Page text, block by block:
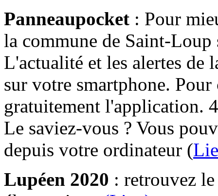
Panneaupocket : Pour
la commune de Saint-Loup
L'actualité et les alertes de
sur votre smartphone.
gratuitement l'application.
Le saviez-vous ? Vous
depuis votre ordinateur (
Lupéen 2020 : retrouvez